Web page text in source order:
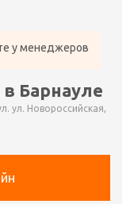
у менеджеров
Барнауле
ул. Новороссийская,